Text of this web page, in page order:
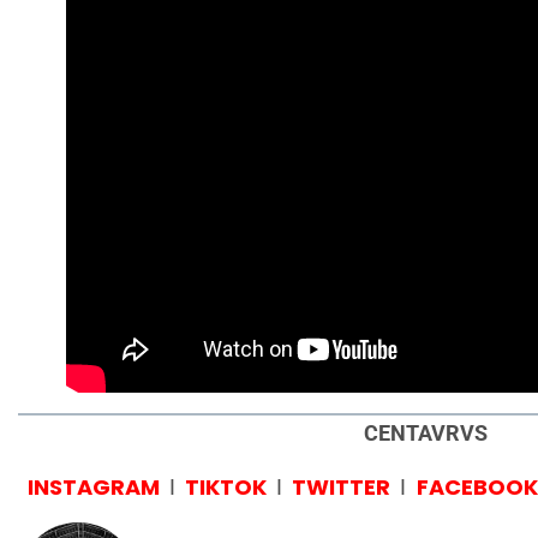
CENTAVRVS
INSTAGRAMI TIKTOKI TWITTER I FACEBOOK